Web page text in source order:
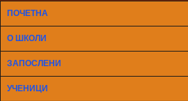
ПОЧЕТНА
О ШКОЛИ
ЗАПОСЛЕНИ
УЧЕНИЦИ